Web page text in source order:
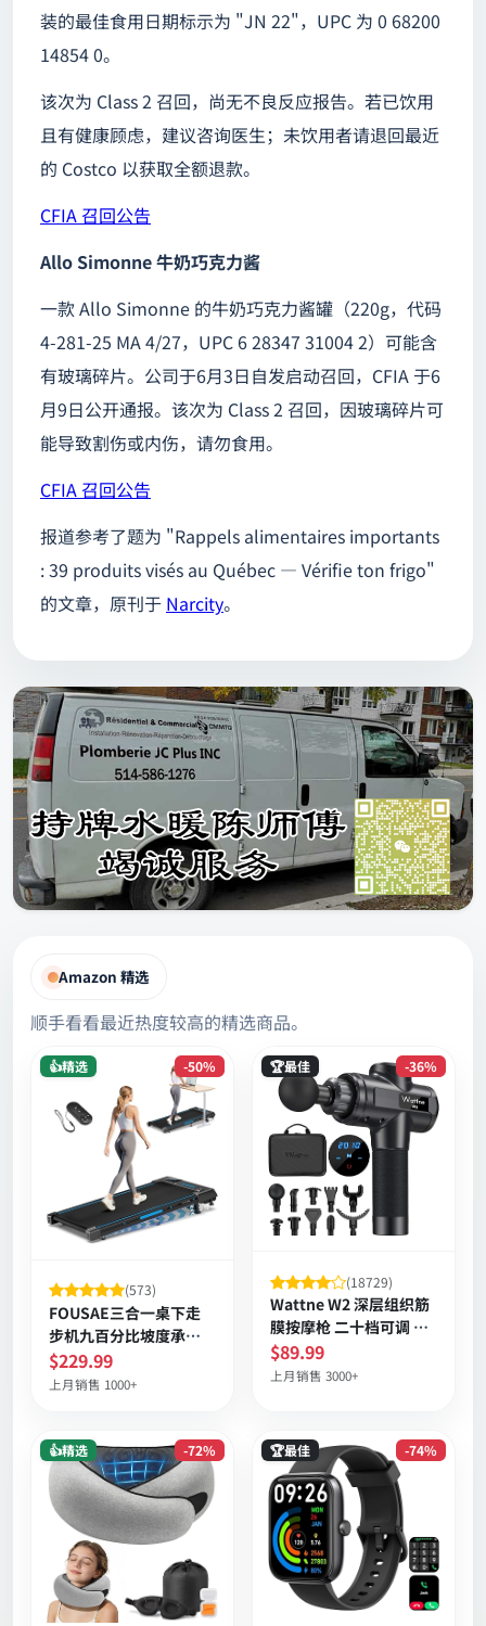
装的最佳食用日期标示为 "JN 22"，UPC 为 0 68200
14854 0。
该次为 Class 2 召回，尚无不良反应报告。若已饮用
且有健康顾虑，建议咨询医生；未饮用者请退回最近
的 Costco 以获取全额退款。
CFIA 召回公告
Allo Simonne 牛奶巧克力酱
一款 Allo Simonne 的牛奶巧克力酱罐（220g，代码
4-281-25 MA 4/27，UPC 6 28347 31004 2）可能含
有玻璃碎片。公司于6月3日自发启动召回，CFIA 于6
月9日公开通报。该次为 Class 2 召回，因玻璃碎片可
能导致割伤或内伤，请勿食用。
CFIA 召回公告
报道参考了题为 "Rappels alimentaires importants
: 39 produits visés au Québec — Vérifie ton frigo"
的文章，原刊于 Narcity。
Amazon 精选
顺手看看最近热度较高的精选商品。
-50%
👍精选
(573)
FOUSAE三合一桌下走
步机九百分比坡度承重
三百三十磅六点二英里
时速
$229.99
上月销售 1000+
-36%
🏆最佳
(18729)
Wattne W2 深层组织筋
膜按摩枪 二十档可调 静
音无绳 长续航便携收纳
套装
$89.99
上月销售 3000+
-72%
👍精选 -74%
🏆最佳